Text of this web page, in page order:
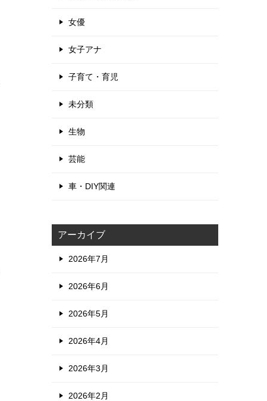
女優
女子アナ
子育て・育児
未分類
生物
芸能
車・DIY関連
アーカイブ
2026年7月
2026年6月
2026年5月
2026年4月
2026年3月
2026年2月